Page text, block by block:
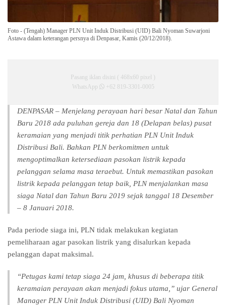
Foto - (Tengah) Manager PLN Unit Induk Distribusi (UID) Bali Nyoman Suwarjoni
Astawa dalam keterangan persnya di Denpasar, Kamis (20/12/2018).
Pasang iklan disini ( 468x60 pixel )
WhatsApp
+62 819-3301-0005
DENPASAR – Menjelang perayaan hari besar Natal dan Tahun
Baru 2018 ada puluhan gereja dan 18 (Delapan belas) pusat
keramaian yang menjadi titik perhatian PLN Unit Induk
Distribusi Bali. Bahkan PLN berkomitmen untuk
mengoptimalkan ketersediaan pasokan listrik kepada
pelanggan selama masa teraebut. Untuk memastikan pasokan
listrik kepada pelanggan tetap baik, PLN menjalankan masa
siaga Natal dan Tahun Baru 2019 sejak tanggal 18 Desember
– 8 Januari 2018.
Pada periode siaga ini, PLN tidak melakukan kegiatan
pemeliharaan agar pasokan listrik yang disalurkan kepada
pelanggan dapat maksimal.
“Petugas kami tetap siaga 24 jam, khusus di beberapa titik
keramaian perayaan akan menjadi fokus utama,” ujar General
Manager PLN Unit Induk Distribusi (UID) Bali Nyoman